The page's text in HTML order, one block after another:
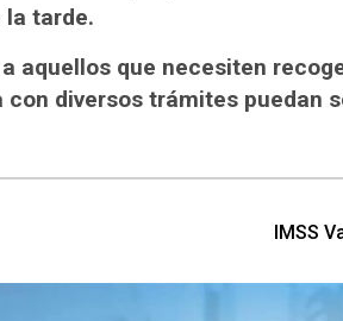
la tarde.
aquellos que necesiten
diversos trámites puedan
IMSS